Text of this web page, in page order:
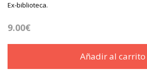
Ex-biblioteca.
9.00€
Añadir al carrito